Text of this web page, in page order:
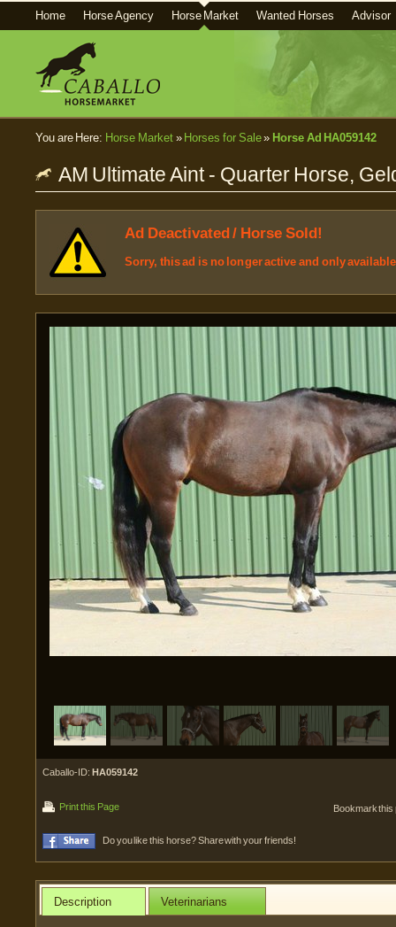
Home Horse Agency Horse Market Wanted Horses Advisor
You are Here: Horse Market» Horses for Sale» Horse Ad HA059142
AM Ultimate Aint - Quarter Horse,
Ad Deactivated / Horse Sold!
Sorry, this ad is no longer active and only
Caballo-ID: HA059142
Print this Page Bookmark
Do you like this horse? Share with your friends!
Description Veterinarians